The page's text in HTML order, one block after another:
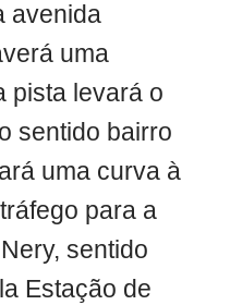
avenida
uma
pista levará o
sentido bairro
uma curva à
para a
sentido
Estação de